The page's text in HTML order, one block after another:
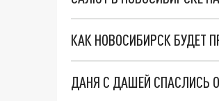
ДАНЯ С ДАШЕЙ СПАСЛИСЬ